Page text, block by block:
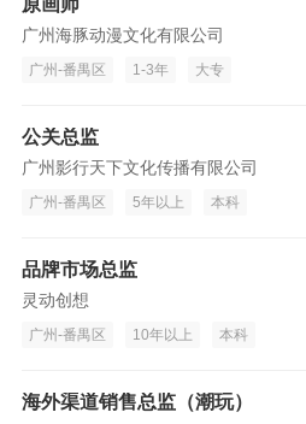
原画师
广州海豚动漫文化有限公司
广州-番禺区 1-3年 大专
公关总监
广州影行天下文化传播有限公司
广州-番禺区 5年以上 本科
品牌市场总监
灵动创想
广州-番禺区 10年以上 本科
海外渠道销售总监（潮玩）